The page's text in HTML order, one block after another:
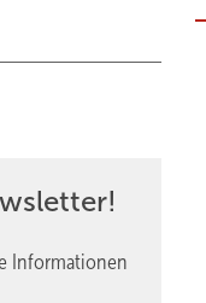
im See, ein
den Bäumen –
Informationen